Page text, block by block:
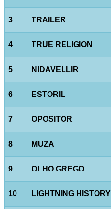
3 TRAILER
4 TRUE RELIGION
5 NIDAVELLIR
6 ESTORIL
7 OPOSITOR
8 MUZA
9 OLHO GREGO
10 LIGHTNING HISTORY